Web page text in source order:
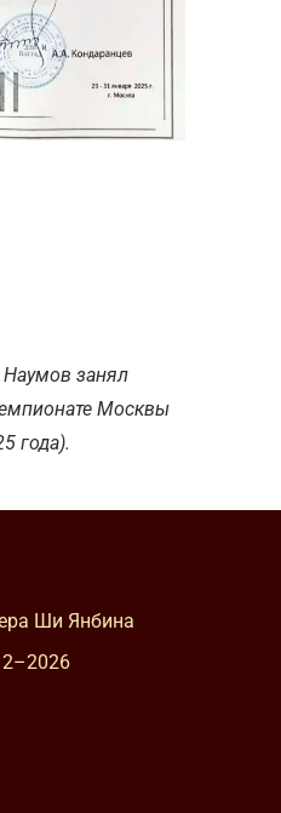
занял
Москвы
года).
Ши Янбина
2026